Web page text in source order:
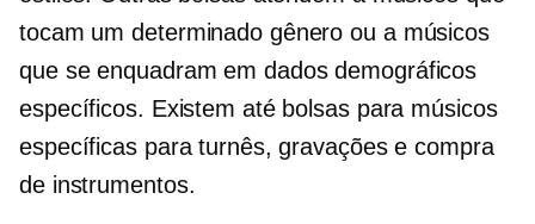
tocam um determinado gênero ou a músicos
que se enquadram em dados demográficos
específicos. Existem até bolsas para músicos
específicas para turnês, gravações e compra
de instrumentos.